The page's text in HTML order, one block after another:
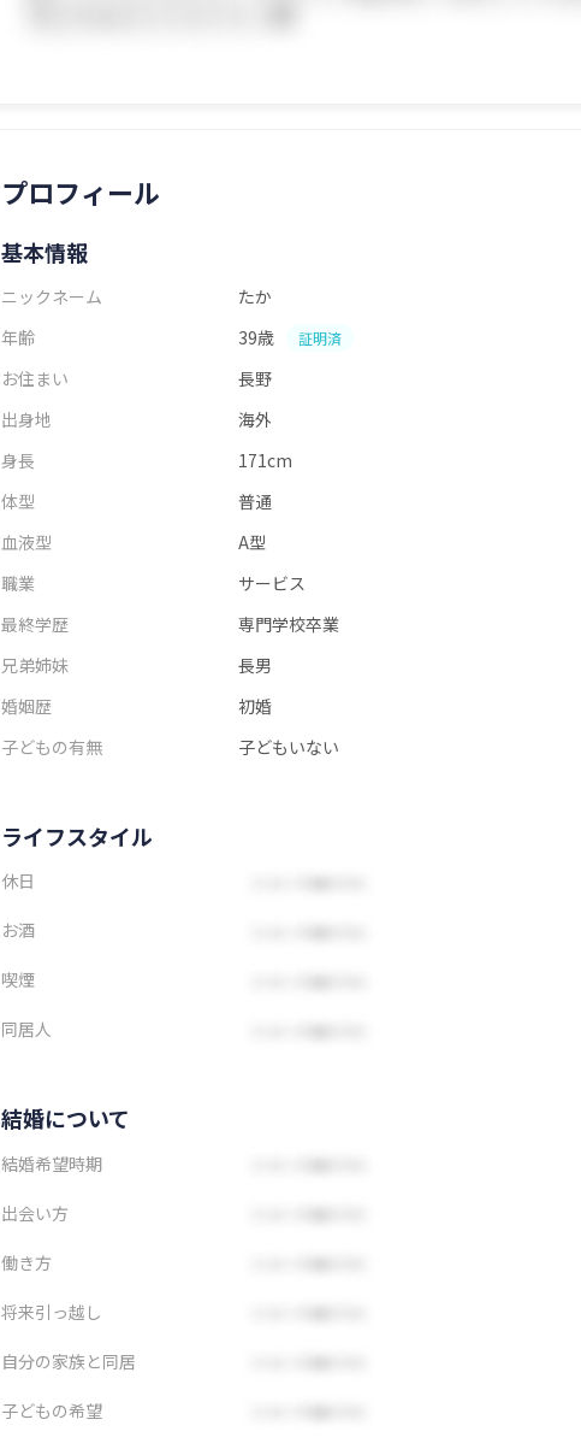
プロフィール
基本情報
ニックネーム
たか
年齢
39歳 証明済
お住まい
長野
出身地
海外
身長
171cm
体型
普通
血液型
A型
職業
サービス
最終学歴
専門学校卒業
兄弟姉妹
長男
婚姻歴
初婚
子どもの有無
子どもいない
ライフスタイル
休日
お酒
喫煙
同居人
結婚について
結婚希望時期
出会い方
働き方
将来引っ越し
自分の家族と同居
子どもの希望